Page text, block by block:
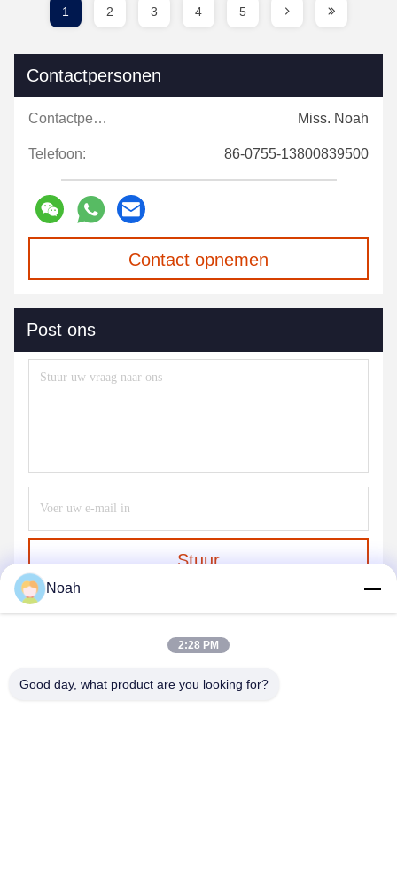
1 2 3 4 5
Contactpersonen
Contactpersonen: Miss. Noah
Telefoon: 86-0755-13800839500
Contact opnemen
Post ons
Stuur
Noah
2:28 PM
Good day, what product are you looking for?